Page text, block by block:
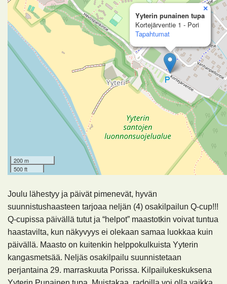
Yyterin punainen tupa
Kortejärventie 1 - Pori
Tapahtumat
×
200 m
500 ft
Joulu lähestyy ja päivät pimenevät, hyvän
suunnistushaasteen tarjoaa neljän (4) osakilpailun Q-cup!!!
Q-cupissa päivällä tutut ja “helpot” maastotkin voivat tuntua
haastavilta, kun näkyvyys ei olekaan samaa luokkaa kuin
päivällä. Maasto on kuitenkin helppokulkuista Yyterin
kangasmetsää. Neljäs osakilpailu suunnistetaan
perjantaina 29. marraskuuta Porissa. Kilpailukeskuksena